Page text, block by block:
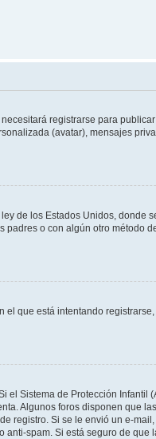
registrarse para
(avatar), mensajes
de los Estados Unidos, donde
o con algún otro método
que está intentando
Sistema de Protección
Algunos foros disponen que
registro. Si se le envió un e-
spam. Si está seguro de